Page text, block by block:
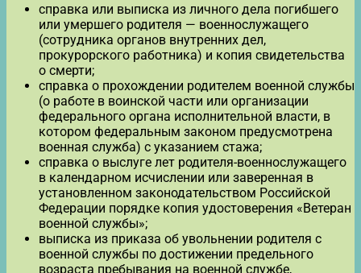
справка или выписка из личного дела погибшего
или умершего родителя — военнослужащего
(сотрудника органов внутренних дел,
прокурорского работника) и копия свидетельства
о смерти;
справка о прохождении родителем военной службы
(о работе в воинской части или организации
федерального органа исполнительной власти, в
котором федеральным законом предусмотрена
военная служба) с указанием стажа;
справка о выслуге лет родителя-военнослужащего
в календарном исчислении или заверенная в
установленном законодательством Российской
Федерации порядке копия удостоверения «Ветеран
военной службы»;
выписка из приказа об увольнении родителя с
военной службы по достижении предельного
возраста пребывания на военной службе,